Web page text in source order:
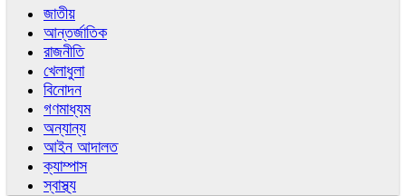
জাতীয়
আন্তর্জাতিক
রাজনীতি
খেলাধুলা
বিনোদন
গণমাধ্যম
অন্যান্য
আইন আদালত
ক্যাম্পাস
স্বাস্থ্য